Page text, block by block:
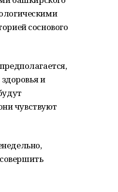
соснового
и
чувствуют